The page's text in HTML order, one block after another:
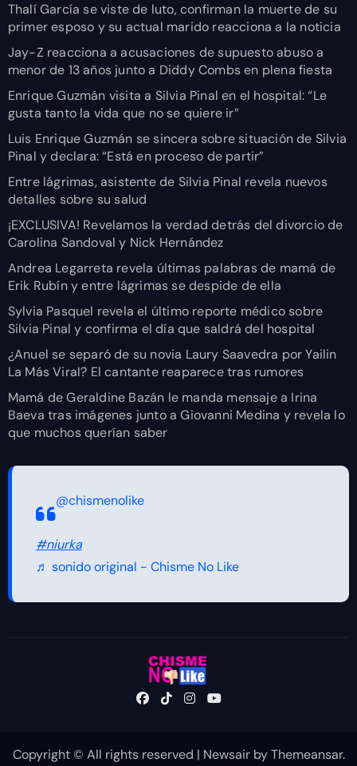
Thalí García se viste de luto, confirman la muerte de su
primer esposo y su actual marido reacciona a la noticia
Jay-Z reacciona a acusaciones de supuesto abuso a
menor de 13 años junto a Diddy Combs en plena fiesta
Enrique Guzmán visita a Silvia Pinal en el hospital: “Le
gusta tanto la vida que no se quiere ir”
Luis Enrique Guzmán se sincera sobre situación de Silvia
Pinal y declara: “Está en proceso de partir”
Entre lágrimas, asistente de Silvia Pinal revela nuevos
detalles sobre su salud
¡EXCLUSIVA! Revelamos la verdad detrás del divorcio de
Carolina Sandoval y Nick Hernández
Andrea Legarreta revela últimas palabras de mamá de
Erik Rubín y entre lágrimas se despide de ella
Sylvia Pasquel revela el último reporte médico sobre
Silvia Pinal y confirma el día que saldrá del hospital
¿Anuel se separó de su novia Laury Saavedra por Yailin
La Más Viral? El cantante reaparece tras rumores
Mamá de Geraldine Bazán le manda mensaje a Irina
Baeva tras imágenes junto a Giovanni Medina y revela lo
que muchos querían saber
@chismenolike
#niurka
♬ sonido original - Chisme No Like
Copyright © All rights reserved | NewsairbyThemeansar.